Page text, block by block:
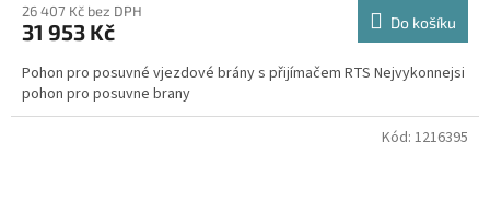
26 407 Kč bez DPH
31 953 Kč Do košíku
Pohon pro posuvné vjezdové brány s přijímačem RTS Nejvykonnejsi
pohon pro posuvne brany
Kód: 1216395